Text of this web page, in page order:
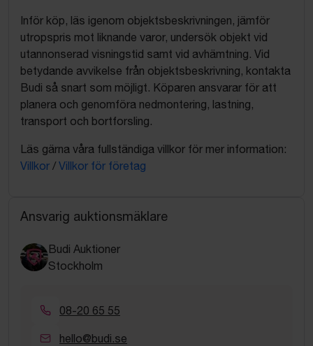
Inför köp, läs igenom objektsbeskrivningen, jämför
utropspris mot liknande varor, undersök objekt vid
utannonserad visningstid samt vid avhämtning. Vid
betydande avvikelse från objektsbeskrivning, kontakta
Budi så snart som möjligt. Köparen ansvarar för att
planera och genomföra nedmontering, lastning,
transport och bortforsling.
Läs gärna våra fullständiga villkor för mer information:
Villkor / Villkor för företag
Ansvarig auktionsmäklare
Budi Auktioner
Stockholm
08-20 65 55
hello@budi.se